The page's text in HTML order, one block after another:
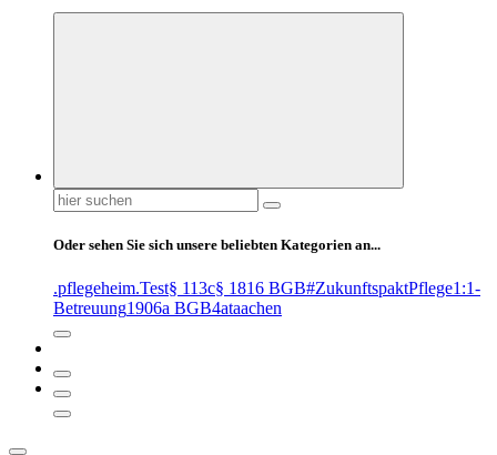
Suchen
nach:
Oder sehen Sie sich unsere beliebten Kategorien an...
.pflegeheim.Test§ 113c§ 1816 BGB#ZukunftspaktPflege1:1-
Betreuung1906a BGB4ataachen